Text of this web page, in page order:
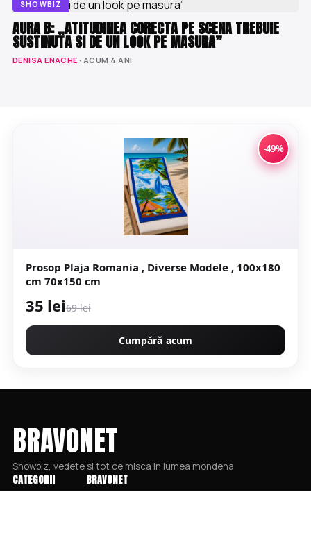
SHOWBIZ
AURA B: „ATITUDINEA CORECTA PE SCENA TREBUIE
SUSTINUTA SI DE UN LOOK PE MASURA”
DENISA ENACHE · ACUM 4 ANI
-49%
Prosop Plaja Romania , Diverse Modele , 100x180
cm 70x150 cm
35 lei69 lei
Cumpără acum
BRAVONET
Showbiz, vedete si tot ce misca in lumea mondena
CATEGORII BRAVONET